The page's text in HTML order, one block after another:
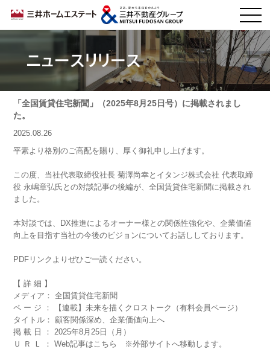
ニュースリリース
「全国賃貸住宅新聞」（2025年8月25日号）に掲載されまし
た。
2025.08.26
平素より格別のご高配を賜り、厚く御礼申し上げます。
この度、当社代表取締役社長 菊澤尚幸とイタンジ株式会社 代表取締
役 永嶋章弘氏との対談記事の後編が、全国賃貸住宅新聞に掲載され
ました。
本対談では、DX推進によるオーナー様との関係性強化や、企業価値
向上を目指す当社の今後のビジョンについてお話ししております。
PDFリンクよりぜひご一読ください。
【 詳 細 】
メディア： 全国賃貸住宅新聞
ペ ー ジ ： 【連載】未来を描くクロストーク（有料会員ページ）
タイトル： 顧客関係深め、企業価値向上へ
掲 載 日 ： 2025年8月25日（月）
Ｕ Ｒ Ｌ ：Web記事はこちら ※外部サイトへ移動します。